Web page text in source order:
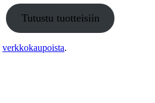
Tutustu tuotteisiin
verkkokaupoista.